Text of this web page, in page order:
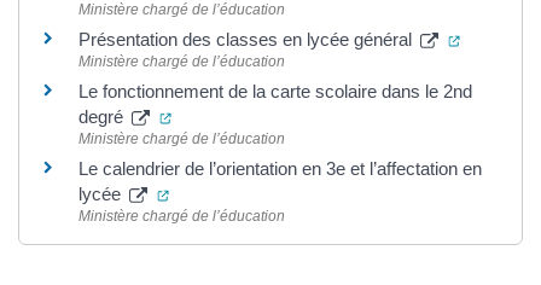
Ministère chargé de l’éducation
Présentation des classes en lycée général
Ministère chargé de l’éducation
Le fonctionnement de la carte scolaire dans le 2nd
degré
(ouverture dans un nouvel onglet)
Ministère chargé de l’éducation
Le calendrier de l’orientation en 3e et l’affectation en
lycée
(ouverture dans un nouvel onglet)
Ministère chargé de l’éducation